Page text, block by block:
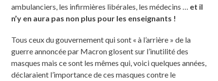
ambulanciers, les infirmières libérales, les médecins … et il
n’y en aura pas non plus pour les enseignants !
Tous ceux du gouvernement qui sont « à l’arrière » de la
guerre annoncée par Macron glosent sur l’inutilité des
masques mais ce sont les mêmes qui, voici quelques années,
déclaraient l’importance de ces masques contre le